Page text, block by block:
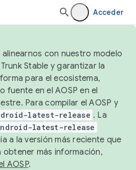
Acceder
con nuestro modelo
Stable y garantizar la
para el ecosistema,
fuente en el AOSP en el
Para compilar el AOSP y
latest-release . La
latest-release
a la versión más reciente que
obtener más información,
AOSP.